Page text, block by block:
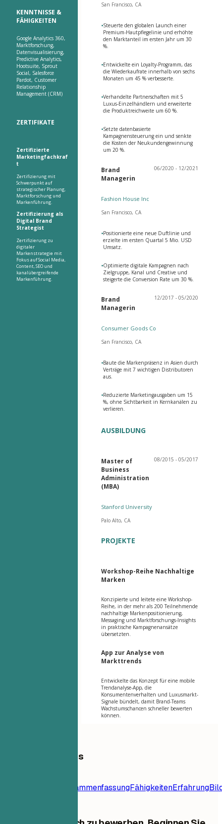
KENNTNISSE &
FÄHIGKEITEN
Google Analytics 360,
Marktforschung,
Datenvisualisierung,
Predictive Analytics,
Hootsuite, Sprout
Social, Salesforce
Pardot, Customer
Relationship
Management (CRM)
ZERTIFIKATE
Zertifizierte
Marketingfachkraf
t
Zertifizierung mit
Schwerpunkt auf
strategischer Planung,
Marktforschung und
Markenführung.
Zertifizierung als
Digital Brand
Strategist
Zertifizierung zu
digitaler
Markenstrategie mit
Fokus auf Social Media,
Content, SEO und
kanalübergreifende
Markenführung.
San Francisco, CA
•Steuerte den globalen Launch einer
Premium-Hautpflegelinie und erhöhte
den Marktanteil im ersten Jahr um 30
%.
•Entwickelte ein Loyalty-Programm, das
die Wiederkaufrate innerhalb von sechs
Monaten um 45 % verbesserte.
•Verhandelte Partnerschaften mit 5
Luxus-Einzelhändlern und erweiterte
die Produktreichweite um 60 %.
•Setzte datenbasierte
Kampagnensteuerung ein und senkte
die Kosten der Neukundengewinnung
um 20 %.
Brand
Managerin
06/2020 - 12/2021
Fashion House Inc
San Francisco, CA
•Positionierte eine neue Duftlinie und
erzielte im ersten Quartal 5 Mio. USD
Umsatz.
•Optimierte digitale Kampagnen nach
Zielgruppe, Kanal und Creative und
steigerte die Conversion Rate um 30 %.
Brand
Managerin
12/2017 - 05/2020
Consumer Goods Co
San Francisco, CA
•Baute die Markenpräsenz in Asien durch
Verträge mit 7 wichtigen Distributoren
aus.
•Reduzierte Marketingausgaben um 15
%, ohne Sichtbarkeit in Kernkanälen zu
verlieren.
AUSBILDUNG
Master of
Business
Administration
(MBA)
08/2015 - 05/2017
Stanford University
Palo Alto, CA
PROJEKTE
Workshop-Reihe Nachhaltige
Marken
Konzipierte und leitete eine Workshop-
Reihe, in der mehr als 200 Teilnehmende
nachhaltige Markenpositionierung,
Messaging und Marktforschungs-Insights
in praktische Kampagnenansätze
übersetzten.
App zur Analyse von
Markttrends
Entwickelte das Konzept für eine mobile
Trendanalyse-App, die
Konsumentenverhalten und Luxusmarkt-
Signale bündelt, damit Brand-Teams
Wachstumschancen schneller bewerten
können.
Inhaltsverzeichnis
ZusammenfassungFähigkeitenErfahrung